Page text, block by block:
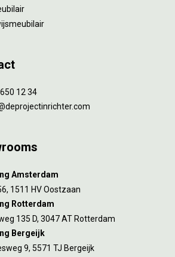
12 34
Amsterdam
1511 HV Oostzaan
Rotterdam
135 D, 3047 AT Rotterdam
Bergeijk
9, 5571 TJ Bergeijk